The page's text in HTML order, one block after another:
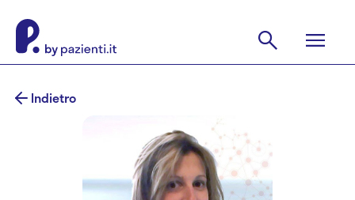
Indietro